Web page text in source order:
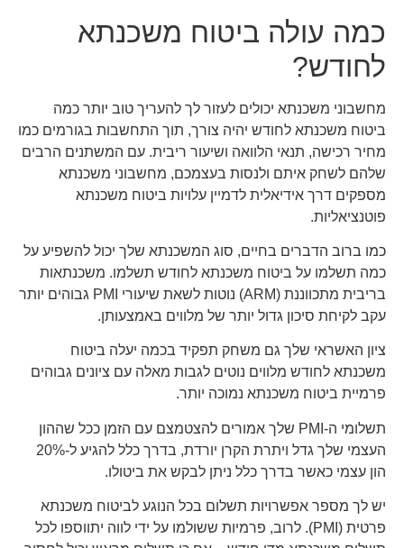
כמה עולה ביטוח משכנתא
לחודש?
מחשבוני משכנתא יכולים לעזור לך להעריך טוב יותר כמה
ביטוח משכנתא לחודש יהיה צורך, תוך התחשבות בגורמים כמו
מחיר רכישה, תנאי הלוואה ושיעור ריבית. עם המשתנים הרבים
שלהם לשחק איתם ולנסות בעצמכם, מחשבוני משכנתא
מספקים דרך אידיאלית לדמיין עלויות ביטוח משכנתא
פוטנציאליות.
כמו ברוב הדברים בחיים, סוג המשכנתא שלך יכול להשפיע על
כמה תשלמו על ביטוח משכנתא לחודש תשלמו. משכנתאות
בריבית מתכווננת (ARM) נוטות לשאת שיעורי PMI גבוהים יותר
עקב לקיחת סיכון גדול יותר של מלווים באמצעותן.
ציון האשראי שלך גם משחק תפקיד בכמה יעלה ביטוח
משכנתא לחודש מלווים נוטים לגבות מאלה עם ציונים גבוהים
פרמיית ביטוח משכנתא נמוכה יותר.
תשלומי ה-PMI שלך אמורים להצטמצם עם הזמן ככל שההון
העצמי שלך גדל ויתרת הקרן יורדת, בדרך כלל להגיע ל-20%
הון עצמי כאשר בדרך כלל ניתן לבקש את ביטולו.
יש לך מספר אפשרויות תשלום בכל הנוגע לביטוח משכנתא
פרטית (PMI). לרוב, פרמיות ששולמו על ידי לווה יתווספו לכל